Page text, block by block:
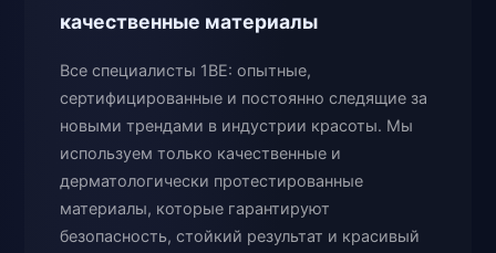
качественные материалы
Все специалисты 1BE: опытные,
сертифицированные и постоянно следящие за
новыми трендами в индустрии красоты. Мы
используем только качественные и
дерматологически протестированные
материалы, которые гарантируют
безопасность, стойкий результат и красивый